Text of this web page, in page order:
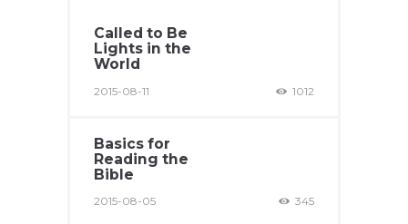
Called to Be
Lights in the
World
2015-08-11 1012
Basics for
Reading the
Bible
2015-08-05 345